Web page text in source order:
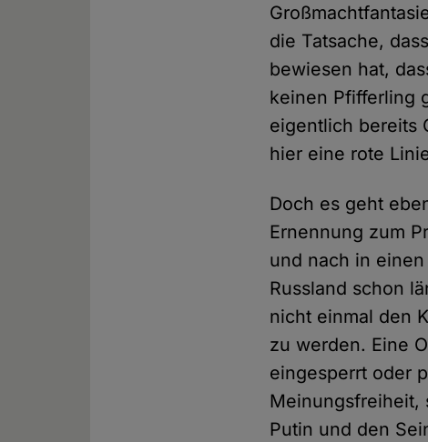
die Tatsache,
bewiesen hat,
keinen Pfifferling
eigentlich bereits
hier eine rote
Doch es geht
Ernennung zum
und nach in
Russland schon
nicht einmal den
zu werden. Eine
eingesperrt oder
Meinungsfreiheit,
Putin und den